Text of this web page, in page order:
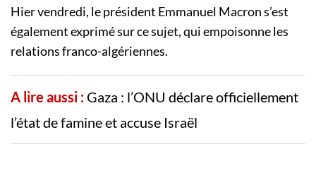
Hier vendredi, le président Emmanuel Macron s’est
également exprimé sur ce sujet, qui empoisonne les
relations franco-algériennes.
A lire aussi : Gaza : l’ONU déclare officiellement
l’état de famine et accuse Israël